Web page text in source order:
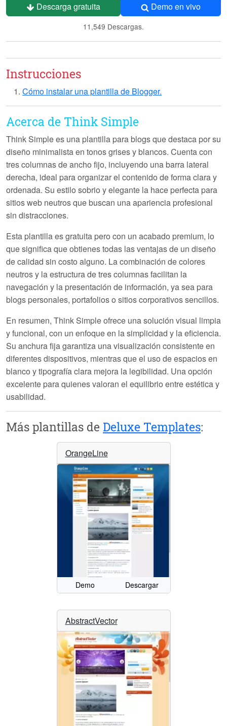
Descarga gratuita Demo en vivo
11,549 Descargas.
Instrucciones
Cómo instalar una plantilla de Blogger.
Acerca de Think Simple
Think Simple es una plantilla para blogs que destaca por su
diseño minimalista en tonos grises y blancos. Cuenta con
tres columnas de ancho fijo, incluyendo una barra lateral
derecha, ideal para organizar el contenido de forma clara y
ordenada. Su estilo sobrio y elegante la hace perfecta para
sitios web neutros que buscan una apariencia profesional
sin distracciones.
Esta plantilla es gratuita pero con un acabado premium, lo
que significa que obtienes todas las ventajas de un diseño
de calidad sin costo alguno. La combinación de colores
neutros y la estructura de tres columnas facilitan la
navegación y la presentación de información, ya sea para
blogs personales, portafolios o sitios corporativos sencillos.
En resumen, Think Simpleofrece una solución visual limpia
y funcional, con un enfoque en la simplicidad y la eficiencia.
Su anchura fija garantiza una visualización consistente en
diferentes dispositivos, mientras que el uso de espacios en
blanco y tipografía clara mejora la legibilidad. Una opción
excelente para quienes valoran el equilibrio entre estética y
usabilidad.
Más plantillas de Deluxe Templates:
OrangeLine
Demo Descargar
AbstractVector